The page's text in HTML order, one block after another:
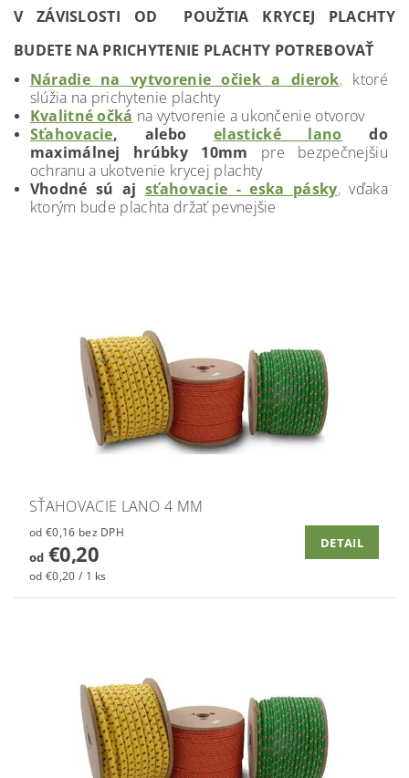
V ZÁVISLOSTI OD POUŽTIA KRYCEJ PLACHTY
BUDETE NA PRICHYTENIE PLACHTY POTREBOVAŤ
Náradie na vytvorenie očiek a dierok, ktoré
slúžia na prichytenie plachty
Kvalitné očká na vytvorenie a ukončenie otvorov
Sťahovacie, alebo elastické lano do
maximálnej hrúbky 10mm pre bezpečnejšiu
ochranu a ukotvenie krycej plachty
Vhodné sú ajsťahovacie - eska pásky,vďaka
ktorým bude plachta držať pevnejšie
SŤAHOVACIE LANO 4 MM
od €0,16 bez DPH
od€0,20
od €0,20 / 1 ks
DETAIL